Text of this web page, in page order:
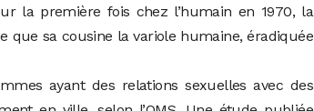
la première fois chez l’humain en 1970, la
que sa cousine la variole humaine, éradiquée
ayant des relations sexuelles avec des